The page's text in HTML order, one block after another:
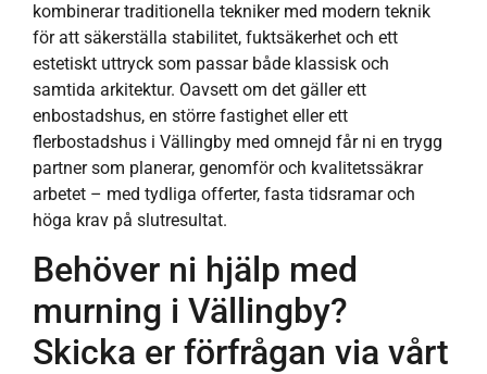
kombinerar traditionella tekniker med modern teknik
för att säkerställa stabilitet, fuktsäkerhet och ett
estetiskt uttryck som passar både klassisk och
samtida arkitektur. Oavsett om det gäller ett
enbostadshus, en större fastighet eller ett
flerbostadshus i Vällingby med omnejd får ni en trygg
partner som planerar, genomför och kvalitetssäkrar
arbetet – med tydliga offerter, fasta tidsramar och
höga krav på slutresultat.
Behöver ni hjälp med
murning i Vällingby?
Skicka er förfrågan via vårt